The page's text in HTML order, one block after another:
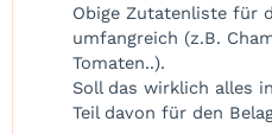
Obige Zutatenliste für
umfangreich (z.B.
Tomaten..).
Soll das wirklich alles
Teil davon für den